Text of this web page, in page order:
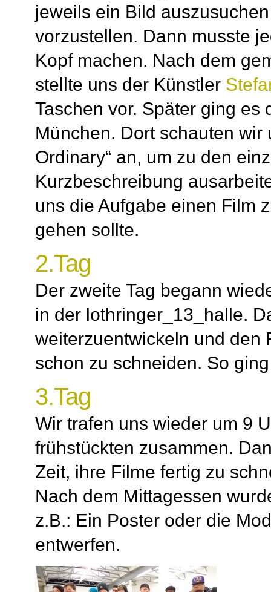
jeweils ein Bild
vorzustellen. Dann musste
Kopf machen. Nach dem
stellte uns der Künstler
Taschen vor. Später ging
München. Dort schauten wir
Ordinary“ an, um zu den
Kurzbeschreibung
uns die Aufgabe einen Film
gehen sollte.
2.Tag
Der zweite Tag begann
in der lothringer_13_halle.
weiterzuentwickeln und den
schon zu schneiden. So
3.Tag
Wir trafen uns wieder um 9
frühstückten zusammen.
Zeit, ihre Filme fertig zu
Nach dem Mittagessen
z.B.: Ein Poster oder die
entwerfen.